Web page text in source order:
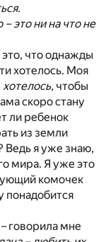
это ни на что не
что однажды
хотелось. Моя
хотелось, чтобы
скоро стану
ли ребенок
из земли
Ведь я уже знаю,
мира. Я уже это
комочек
понадобится
говорила мне